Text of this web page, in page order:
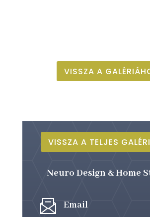
VISSZA A
VISSZA A TELJES
Neuro Design & Home
Email